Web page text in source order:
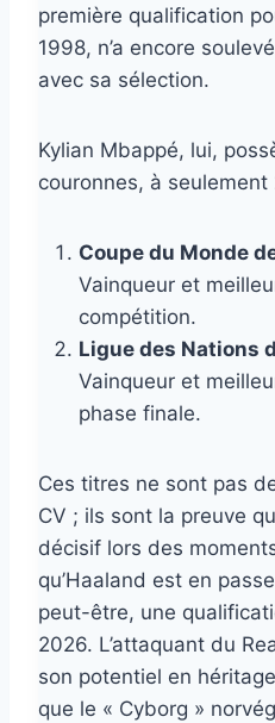
première qualification
1998, n’a encore
avec sa sélection.
Kylian Mbappé, lui,
couronnes, à seulement
Coupe du Monde
Vainqueur et
compétition.
Ligue des Nations
Vainqueur et
phase finale.
Ces titres ne sont pas
CV ; ils sont la preuve
décisif lors des
qu’Haaland est en
peut-être, une
2026. L’attaquant du
son potentiel en
que le « Cyborg »